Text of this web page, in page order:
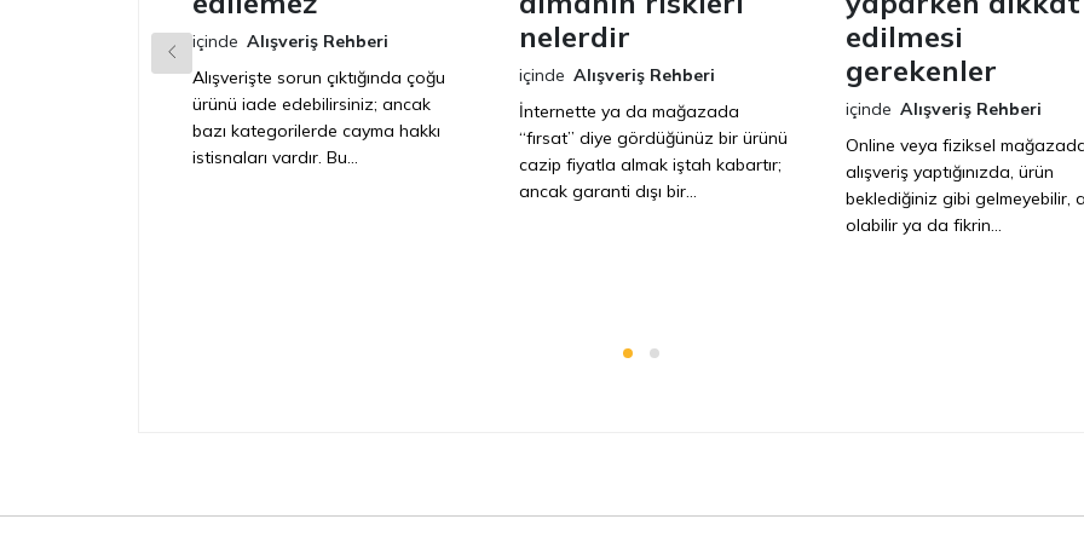
içinde Alışveriş Rehberi
Alışverişte sorun çıktığında çoğu
ürünü iade edebilirsiniz; ancak
bazı kategorilerde cayma hakkı
istisnaları vardır. Bu...
nelerdir
içinde Alışveriş Rehberi
İnternette ya da mağazada
“fırsat” diye gördüğünüz bir ürünü
cazip fiyatla almak iştah kabartır;
ancak garanti dışı bir...
edilmesi
gerekenler
içinde Alışveriş Rehberi
Online veya fiziksel
alışveriş yaptığınızda, ürün
beklediğiniz gibi gelmeyebilir,
olabilir ya da fikrin...